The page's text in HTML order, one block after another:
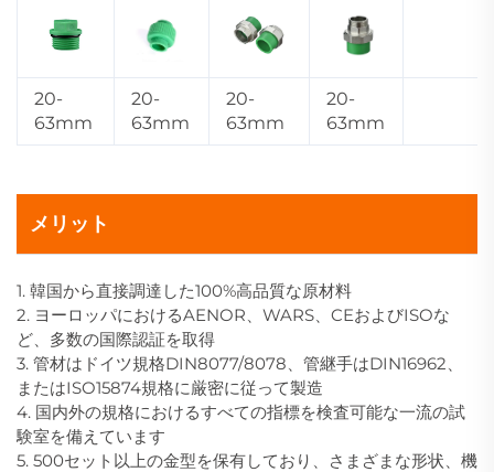
20-
63mm
20-
63mm
20-
63mm
20-
63mm
メリット
1. 韓国から直接調達した100%高品質な原材料
2. ヨーロッパにおけるAENOR、WARS、CEおよびISOな
ど、多数の国際認証を取得
3. 管材はドイツ規格DIN8077/8078、管継手はDIN16962、
またはISO15874規格に厳密に従って製造
4. 国内外の規格におけるすべての指標を検査可能な一流の試
験室を備えています
5. 500セット以上の金型を保有しており、さまざまな形状、機